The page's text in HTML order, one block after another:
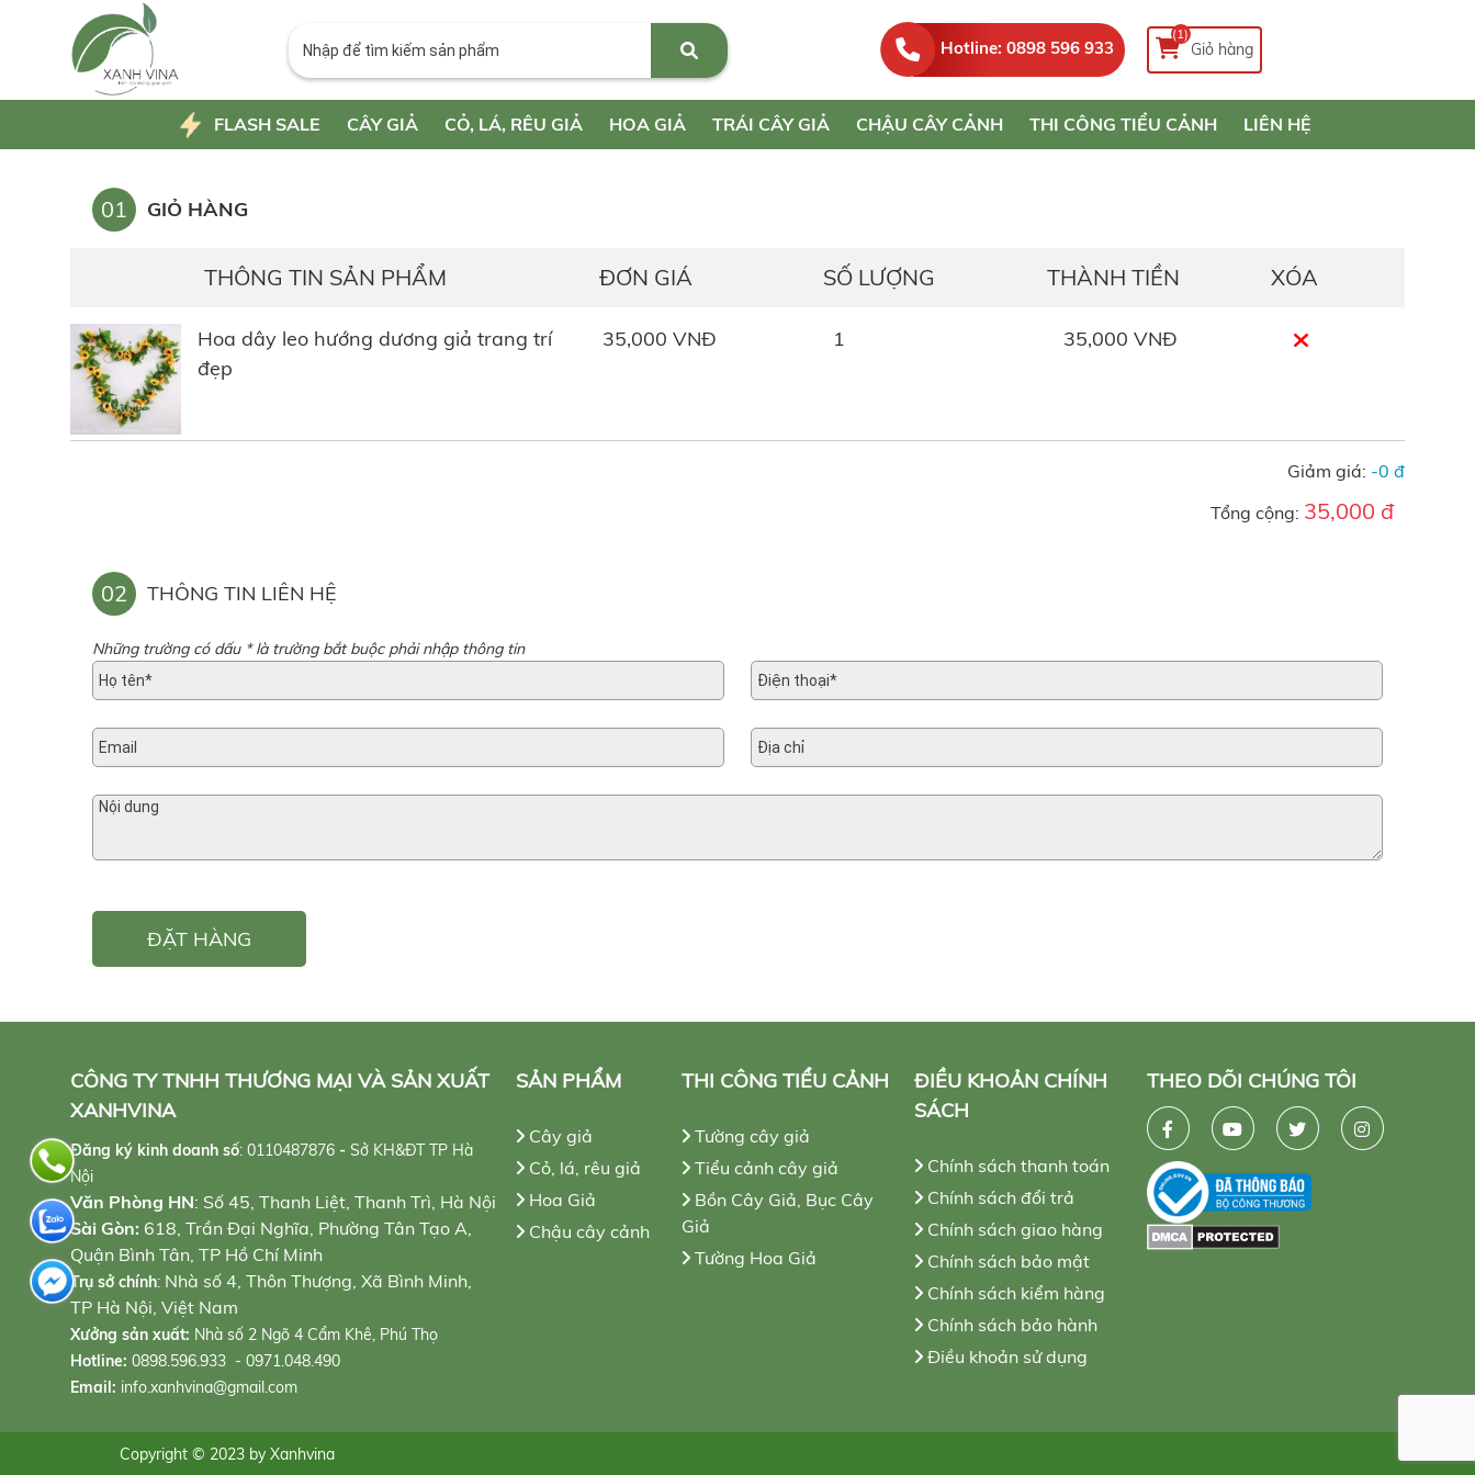
Hotline: 0898 596 933
(1)
Giỏ hàng
FLASH SALE CÂY GIẢ CỎ, LÁ, RÊU GIẢ HOA GIẢ TRÁI CÂY GIẢ CHẬU CÂY CẢNH THI CÔNG TIỂU CẢNH LIÊN HỆ
01 GIỎ HÀNG
THÔNG TIN SẢN PHẨM ĐƠN GIÁ SỐ LƯỢNG THÀNH TIỀN XÓA
Hoa dây leo hướng dương giả trang trí
đẹp
35,000 VNĐ 1 35,000 VNĐ
Giảm giá: -0 đ
Tổng cộng: 35,000 đ
02 THÔNG TIN LIÊN HỆ
Những trường có dấu * là trường bắt buộc phải nhập thông tin
ĐẶT HÀNG
CÔNG TY TNHH THƯƠNG MẠI VÀ SẢN XUẤT
XANHVINA
Đăng ký kinh doanh số: 0110487876 - Sở KH&ĐT TP Hà
Nội
Văn Phòng HN: Số 45, Thanh Liệt, Thanh Trì, Hà Nội
Sài Gòn: 618, Trần Đại Nghĩa, Phường Tân Tạo A,
Quận Bình Tân, TP Hồ Chí Minh
Trụ sở chính: Nhà số 4, Thôn Thượng, Xã Bình Minh,
TP Hà Nội, Việt Nam
Xưởng sản xuất: Nhà số 2 Ngõ 4 Cẩm Khê, Phú Thọ
Hotline: 0898.596.933 - 0971.048.490
Email: info.xanhvina@gmail.com
SẢN PHẨM
Cây giả
Cỏ, lá, rêu giả
Hoa Giả
Chậu cây cảnh
THI CÔNG TIỂU CẢNH
Tường cây giả
Tiểu cảnh cây giả
Bồn Cây Giả, Bục Cây
Giả
Tường Hoa Giả
ĐIỀU KHOẢN CHÍNH
SÁCH
Chính sách thanh toán
Chính sách đổi trả
Chính sách giao hàng
Chính sách bảo mật
Chính sách kiểm hàng
Chính sách bảo hành
Điều khoản sử dụng
THEO DÕI CHÚNG TÔI
Copyright © 2023 by Xanhvina